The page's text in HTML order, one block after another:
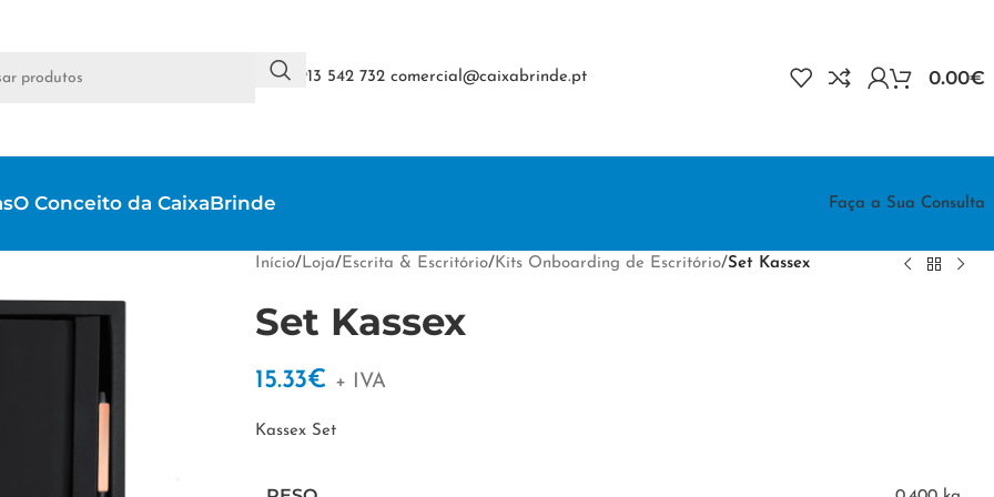
+351 913 542 732 comercial@caixabrinde.pt 0.00€
O Conceito da CaixaBrinde Faça a Sua Consulta
Início/Loja/Escrita & Escritório/Kits Onboarding de Escritório/Set Kassex
Set Kassex
15.33€ + IVA
Kassex Set